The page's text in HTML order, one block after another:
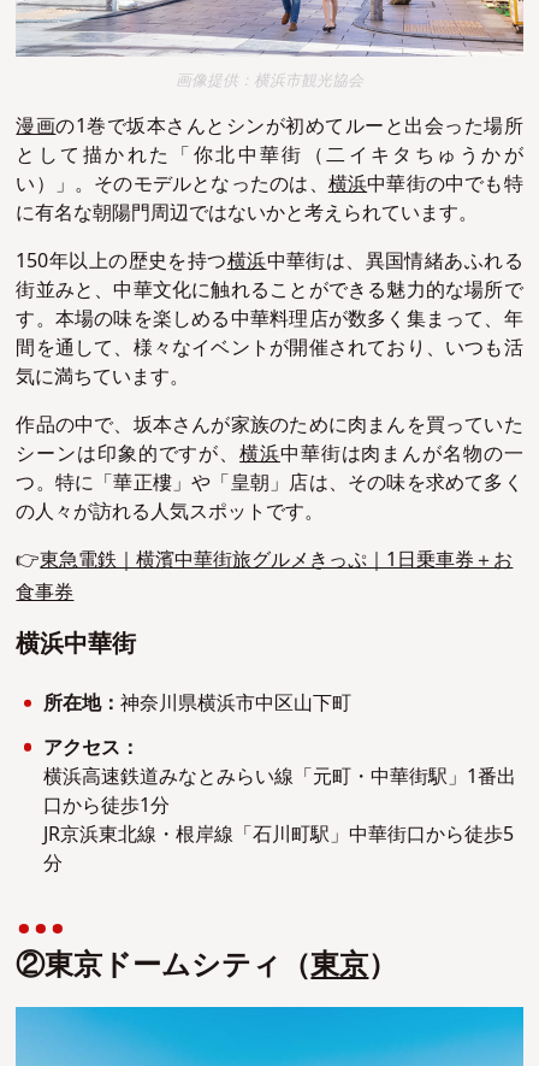
画像提供：横浜市観光協会
漫画の1巻で坂本さんとシンが初めてルーと出会った場所
として描かれた「你北中華街（二イキタちゅうかが
い）」。そのモデルとなったのは、横浜中華街の中でも特
に有名な朝陽門周辺ではないかと考えられています。
150年以上の歴史を持つ横浜中華街は、異国情緒あふれる
街並みと、中華文化に触れることができる魅力的な場所で
す。本場の味を楽しめる中華料理店が数多く集まって、年
間を通して、様々なイベントが開催されており、いつも活
気に満ちています。
作品の中で、坂本さんが家族のために肉まんを買っていた
シーンは印象的ですが、横浜中華街は肉まんが名物の一
つ。特に「華正樓」や「皇朝」店は、その味を求めて多く
の人々が訪れる人気スポットです。
👉東急電鉄｜横濱中華街旅グルメきっぷ｜1日乗車券＋お
食事券
横浜中華街
所在地： 神奈川県横浜市中区山下町
アクセス：
横浜高速鉄道みなとみらい線「元町・中華街駅」1番出
口から徒歩1分
JR京浜東北線・根岸線「石川町駅」中華街口から徒歩5
分
②東京ドームシティ（東京）